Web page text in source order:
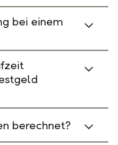
bei einem
berechnet?